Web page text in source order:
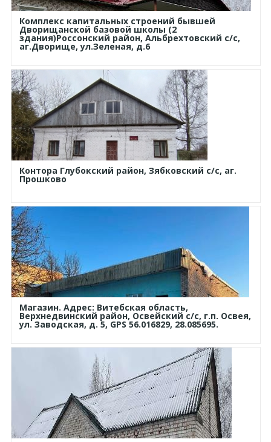
Комплекс капитальных строений бывшей
Дворищанской базовой школы (2
здания)Россонский район, Альбрехтовский с/с,
аг.Дворище, ул.Зеленая, д.6
Контора Глубокский район, Зябковский с/с, аг.
Прошково
Магазин. Адрес: Витебская область,
Верхнедвинский район, Освейский с/с, г.п. Освея,
ул. Заводская, д. 5, GPS 56.016829, 28.085695.